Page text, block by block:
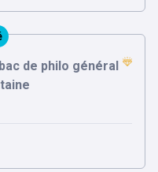
de philo général